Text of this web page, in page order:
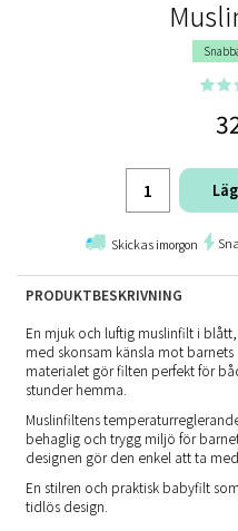
Skickas imorgon
PRODUKTBESKRIVNING
En mjuk och luftig muslinfilt i
med skonsam känsla mot
materialet gör filten perfekt för
stunder hemma.
Muslinfiltens
behaglig och trygg miljö för
designen gör den enkel att ta
En stilren och praktisk babyfilt
tidlös design.